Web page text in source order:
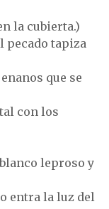
la cubierta.)
pecado tapiza
que se
con los
leproso y
entra la luz del